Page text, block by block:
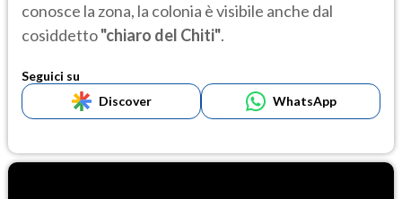
conosce la zona, la colonia è visibile anche dal
cosiddetto"chiaro del Chiti".
Seguici su
Discover
WhatsApp